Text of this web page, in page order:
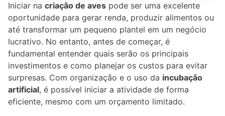
Iniciar na criação de aves pode ser uma excelente
oportunidade para gerar renda, produzir alimentos ou
até transformar um pequeno plantel em um negócio
lucrativo. No entanto, antes de começar, é
fundamental entender quais serão os principais
investimentos e como planejar os custos para evitar
surpresas. Com organização e o uso da incubação
artificial, é possível iniciar a atividade de forma
eficiente, mesmo com um orçamento limitado.